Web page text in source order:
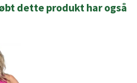
dette produkt har også